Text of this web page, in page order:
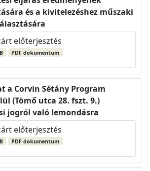
és a kivitelezéshez műszaki
előterjesztés
PDF dokumentum
a Corvin Sétány Program
(Tömő utca 28. fszt. 9.)
jogról való lemondásra
előterjesztés
PDF dokumentum